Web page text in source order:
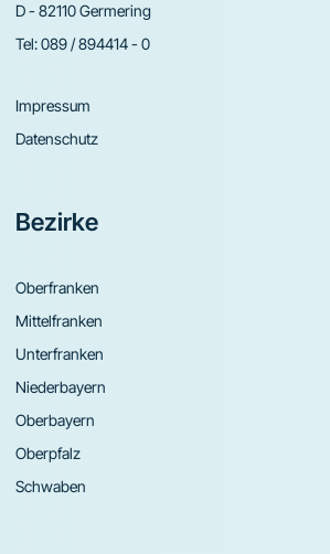
D - 82110 Germering
Tel:089 / 894414 - 0
Impressum
Datenschutz
Bezirke
Oberfranken
Mittelfranken
Unterfranken
Niederbayern
Oberbayern
Oberpfalz
Schwaben